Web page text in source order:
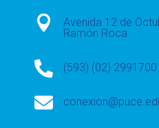

Avenida 12 de
Ramón Roca
 (593) (02) 2991700
